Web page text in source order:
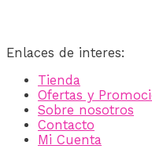
Enlaces de interes:
Tienda
Ofertas y
Sobre nosotros
Contacto
Mi Cuenta